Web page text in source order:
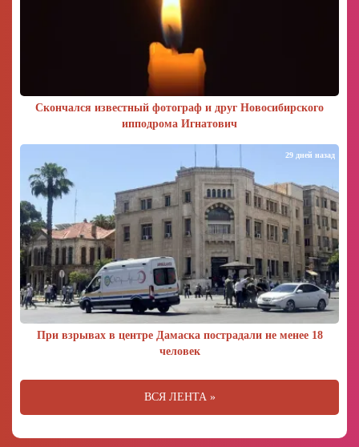
Скончался известный фотограф и друг Новосибирского
ипподрома Игнатович
При взрывах в центре Дамаска пострадали не менее 18
человек
29 дней назад
ВСЯ ЛЕНТА »